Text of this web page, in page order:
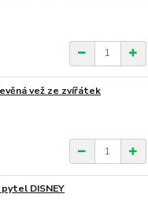
vež ze zvířátek
DISNEY